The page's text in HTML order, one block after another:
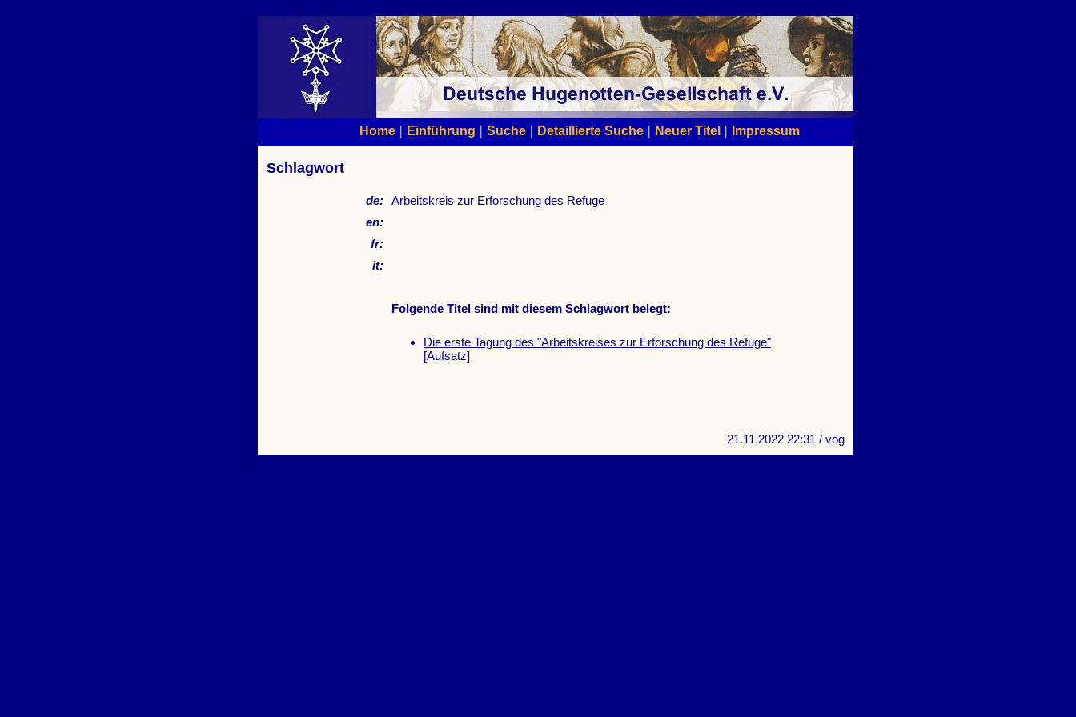
Home | Einführung | Suche | Detaillierte Suche | Neuer Titel | Impressum
Schlagwort
de: Arbeitskreis zur Erforschung des Refuge
en:
fr:
it:
Folgende Titel sind mit diesem Schlagwort belegt:
Die erste Tagung des "Arbeitskreises zur Erforschung des Refuge"
[Aufsatz]
21.11.2022 22:31 / vog